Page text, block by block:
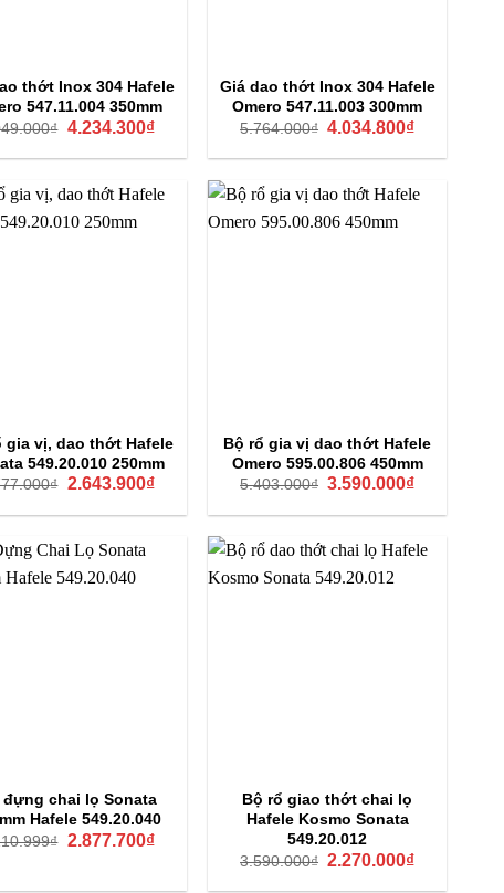
thớt Inox 304 Hafele
547.11.004 350mm
₫ Giá
là:
4.234.300₫Giá
tại
4.234.300₫.
Giá dao thớt Inox 304 Hafele
Omero 547.11.003 300mm
5.764.000₫ Giá
là:
4.034.800₫Giá
tại
4.034.800₫.
gia vị, dao thớt Hafele
549.20.010 250mm
₫ Giá
là:
2.643.900₫Giá
tại
2.643.900₫.
Bộ rổ gia vị dao thớt Hafele
Omero 595.00.806 450mm
5.403.000₫ Giá
là:
3.590.000₫Giá
tại
3.590.000₫.
đựng chai lọ Sonata
Hafele 549.20.040
₫ Giá
2.877.700₫Giá
Bộ rổ giao thớt chai lọ
Hafele Kosmo Sonata
549.20.012
3.590.000₫ Giá
2.270.000₫Giá